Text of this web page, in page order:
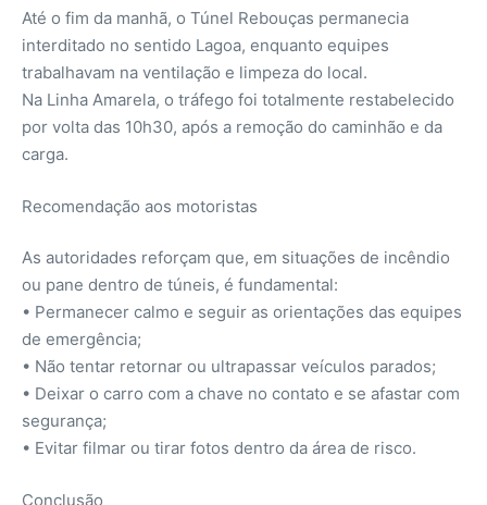
Até o fim da manhã, o Túnel Rebouças permanecia
interditado no sentido Lagoa, enquanto equipes
trabalhavam na ventilação e limpeza do local.
Na Linha Amarela, o tráfego foi totalmente restabelecido
por volta das 10h30, após a remoção do caminhão e da
carga.
Recomendação aos motoristas
As autoridades reforçam que, em situações de incêndio
ou pane dentro de túneis, é fundamental:
• Permanecer calmo e seguir as orientações das equipes
de emergência;
• Não tentar retornar ou ultrapassar veículos parados;
• Deixar o carro com a chave no contato e se afastar com
segurança;
• Evitar filmar ou tirar fotos dentro da área de risco.
Conclusão